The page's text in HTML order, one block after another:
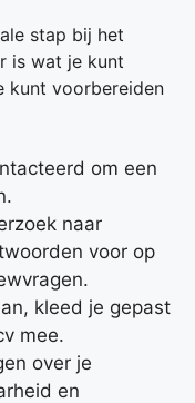
stap bij het
is wat je kunt
kunt voorbereiden
om een
naar
voor op
kleed je gepast
mee.
over je
en